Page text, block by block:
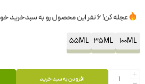
عجله کن! 6 نفر این محصول رو به سبدخرید خودشون اضافه کردن.
100ML
35ML
55ML
افزودن به سبد خرید